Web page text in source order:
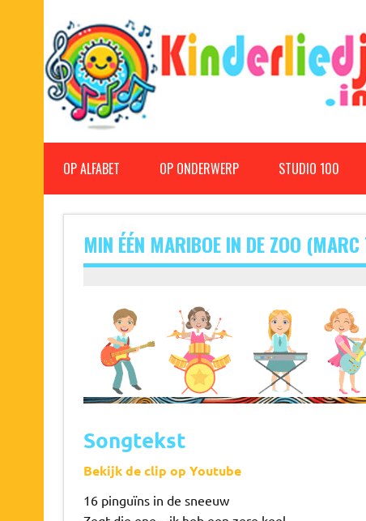
Kinderliedjes
OP ALFABET OP ONDERWERP STUDIO 100
MIN ÉÉN MARIBOE IN DE ZOO (MARC
Songtekst
Bekijk de clip op Youtube
16 pinguïns in de sneeuw